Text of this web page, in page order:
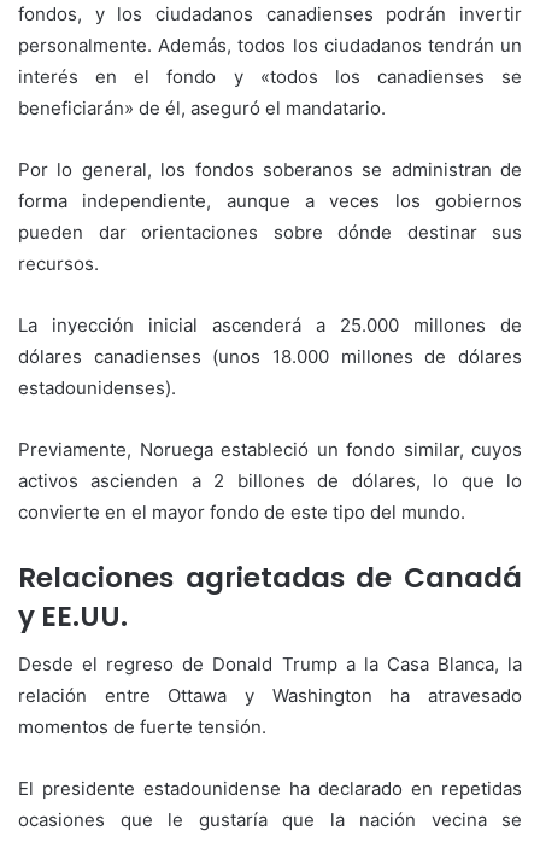
fondos, y los ciudadanos canadienses podrán invertir
personalmente. Además, todos los ciudadanos tendrán un
interés en el fondo y «todos los canadienses se
beneficiarán» de él, aseguró el mandatario.
Por lo general, los fondos soberanos se administran de
forma independiente, aunque a veces los gobiernos
pueden dar orientaciones sobre dónde destinar sus
recursos.
La inyección inicial ascenderá a 25.000 millones de
dólares canadienses (unos 18.000 millones de dólares
estadounidenses).
Previamente, Noruega estableció un fondo similar, cuyos
activos ascienden a 2 billones de dólares, lo que lo
convierte en el mayor fondo de este tipo del mundo.
Relaciones agrietadas de Canadá
y EE.UU.
Desde el regreso de Donald Trump a la Casa Blanca, la
relación entre Ottawa y Washington ha atravesado
momentos de fuerte tensión.
El presidente estadounidense ha declarado en repetidas
ocasiones que le gustaría que la nación vecina se